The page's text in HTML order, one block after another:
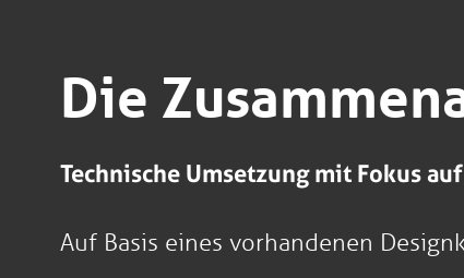
Die
Technische Umsetzung mit Fokus
Auf Basis eines vorhandenen